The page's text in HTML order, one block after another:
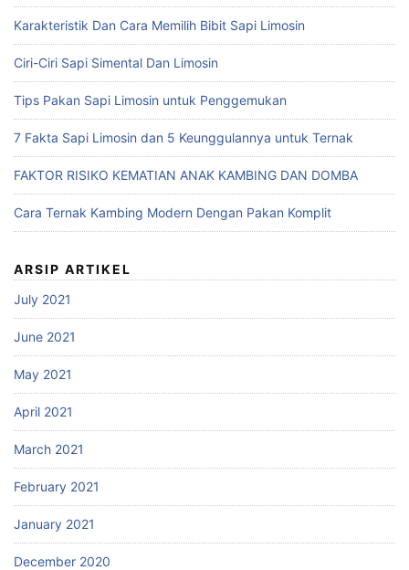
Karakteristik Dan Cara Memilih Bibit Sapi Limosin
Ciri-Ciri Sapi Simental Dan Limosin
Tips Pakan Sapi Limosin untuk Penggemukan
7 Fakta Sapi Limosin dan 5 Keunggulannya untuk Ternak
FAKTOR RISIKO KEMATIAN ANAK KAMBING DAN DOMBA
Cara Ternak Kambing Modern Dengan Pakan Komplit
ARSIP ARTIKEL
July 2021
June 2021
May 2021
April 2021
March 2021
February 2021
January 2021
December 2020